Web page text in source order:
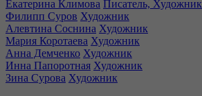
Екатерина Климова Писатель, Художник
Филипп Суров Художник
Алевтина Соснина Художник
Мария Коротаева Художник
Анна Демченко Художник
Инна Папоротная Художник
Зина Сурова Художник